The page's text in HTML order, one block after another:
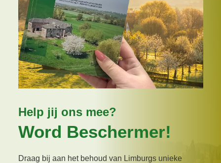
Help jij ons mee?
Word Beschermer!
Draag bij aan het behoud van Limburgs unieke